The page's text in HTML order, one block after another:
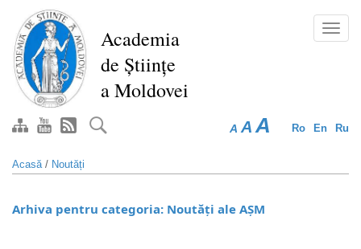
conţinutul
principal
Academia
de Științe
a Moldovei
Ro En Ru
A A A
Acasă/ Noutăți
Arhiva pentru categoria: Noutăți ale AȘM